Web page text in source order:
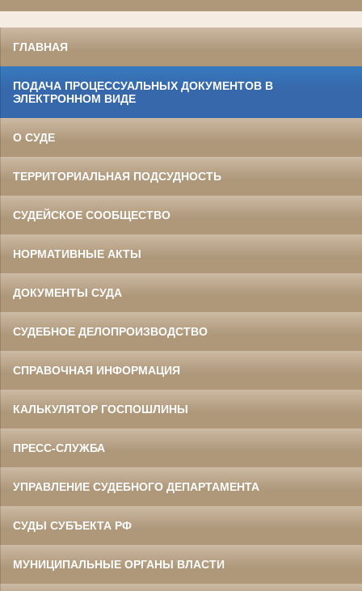
ГЛАВНАЯ
ПОДАЧА ПРОЦЕССУАЛЬНЫХ ДОКУМЕНТОВ В
ЭЛЕКТРОННОМ ВИДЕ
О СУДЕ
ТЕРРИТОРИАЛЬНАЯ ПОДСУДНОСТЬ
СУДЕЙСКОЕ СООБЩЕСТВО
НОРМАТИВНЫЕ АКТЫ
ДОКУМЕНТЫ СУДА
СУДЕБНОЕ ДЕЛОПРОИЗВОДСТВО
СПРАВОЧНАЯ ИНФОРМАЦИЯ
КАЛЬКУЛЯТОР ГОСПОШЛИНЫ
ПРЕСС-СЛУЖБА
УПРАВЛЕНИЕ СУДЕБНОГО ДЕПАРТАМЕНТА
СУДЫ СУБЪЕКТА РФ
МУНИЦИПАЛЬНЫЕ ОРГАНЫ ВЛАСТИ